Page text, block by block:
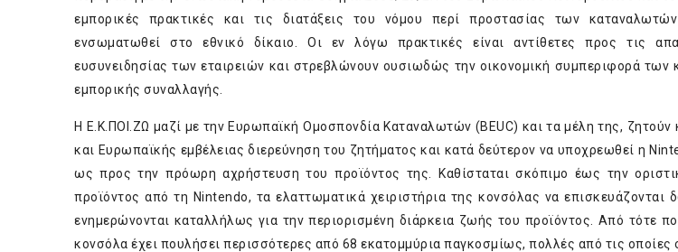
εμπορικές πρακτικές και τις διατάξεις του νόμου περί προστασίας των
ενσωματωθεί στο εθνικό δίκαιο. Οι εν λόγω πρακτικές είναι αντίθετες προς τις
ευσυνειδησίας των εταιρειών και στρεβλώνουν ουσιωδώς την οικονομική συμπεριφορά των
εμπορικής συναλλαγής.
Η Ε.Κ.ΠΟΙ.ΖΩ μαζί με την Ευρωπαϊκή Ομοσπονδία Καταναλωτών (BEUC) και τα μέλη της,
και Ευρωπαϊκής εμβέλειας διερεύνηση του ζητήματος και κατά δεύτερον να υποχρεωθεί η
ως προς την πρόωρη αχρήστευση του προϊόντος της. Καθίσταται σκόπιμο έως την
προϊόντος από τη Nintendo, τα ελαττωματικά χειριστήρια της κονσόλας να επισκευάζονται
ενημερώνονται καταλλήλως για την περιορισμένη διάρκεια ζωής του προϊόντος. Από τότε
κονσόλα έχει πουλήσει περισσότερες από 68 εκατομμύρια παγκοσμίως, πολλές από τις οποίες